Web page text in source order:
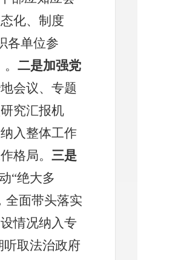
化、制度
各单位参
二是加强党
会议、专题
究汇报机
入整体工作
格局。 三是
“绝大多
全面带头落实
情况纳入专
听取法治政府